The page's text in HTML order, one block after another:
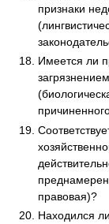
признаки
Имеется ли
правовая)?
Находился